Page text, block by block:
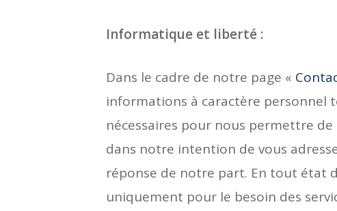
Informatique et liberté :
Dans le cadre de notre page «
informations à caractère personnel
nécessaires pour nous permettre de
dans notre intention de vous
réponse de notre part. En tout état
uniquement pour le besoin des